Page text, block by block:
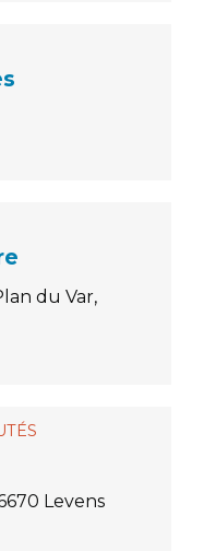
du Var,
Levens